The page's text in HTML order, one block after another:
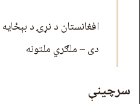
افغانستان د نړۍ د
دی – ملګري ملتونه
سرچینې